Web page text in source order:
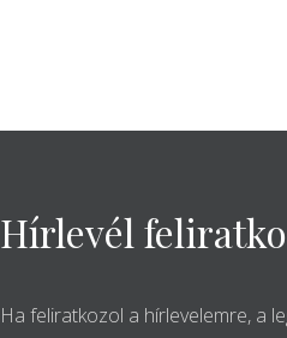
Hírlevél
Ha feliratkozol a hírlevelemre, a